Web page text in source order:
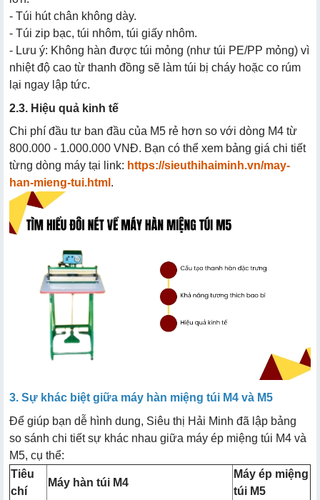
- Túi hút chân không dày.
- Túi zip bạc, túi nhôm, túi giấy nhôm.
- Lưu ý: Không hàn được túi mỏng (như túi PE/PP mỏng) vì
nhiệt độ cao từ thanh đồng sẽ làm túi bị cháy hoặc co rúm
lại ngay lập tức.
2.3. Hiệu quả kinh tế
Chi phí đầu tư ban đầu của M5 rẻ hơn so với dòng M4 từ
800.000 - 1.000.000 VNĐ. Bạn có thể xem bảng giá chi tiết
từng dòng máy tại link: https://sieuthihaiminh.vn/may-
han-mieng-tui.html .
3. Sự khác biệt giữa máy hàn miệng túi M4 và M5
Để giúp bạn dễ hình dung, Siêu thị Hải Minh đã lập bảng
so sánh chi tiết sự khác nhau giữa máy ép miệng túi M4 và
M5, cụ thể:
Tiêu
chí
Máy hàn túi M4
Máy ép miệng
túi M5